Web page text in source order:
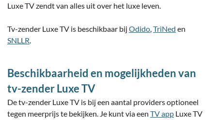
Luxe TV zendt van alles uit over het luxe leven.
Tv-zender Luxe TV is beschikbaar bij Odido,TriNed en
SNLLR.
Beschikbaarheid en mogelijkheden van
tv-zender Luxe TV
De tv-zender Luxe TV is bij een aantal providers optioneel
tegen meerprijs te bekijken. Je kunt via een TV app Luxe TV